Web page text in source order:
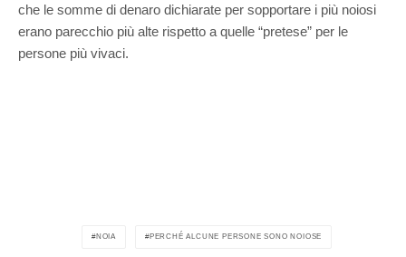
che le somme di denaro dichiarate per sopportare i più noiosi
erano parecchio più alte rispetto a quelle “pretese” per le
persone più vivaci.
NOIA PERCHÉ ALCUNE PERSONE SONO NOIOSE